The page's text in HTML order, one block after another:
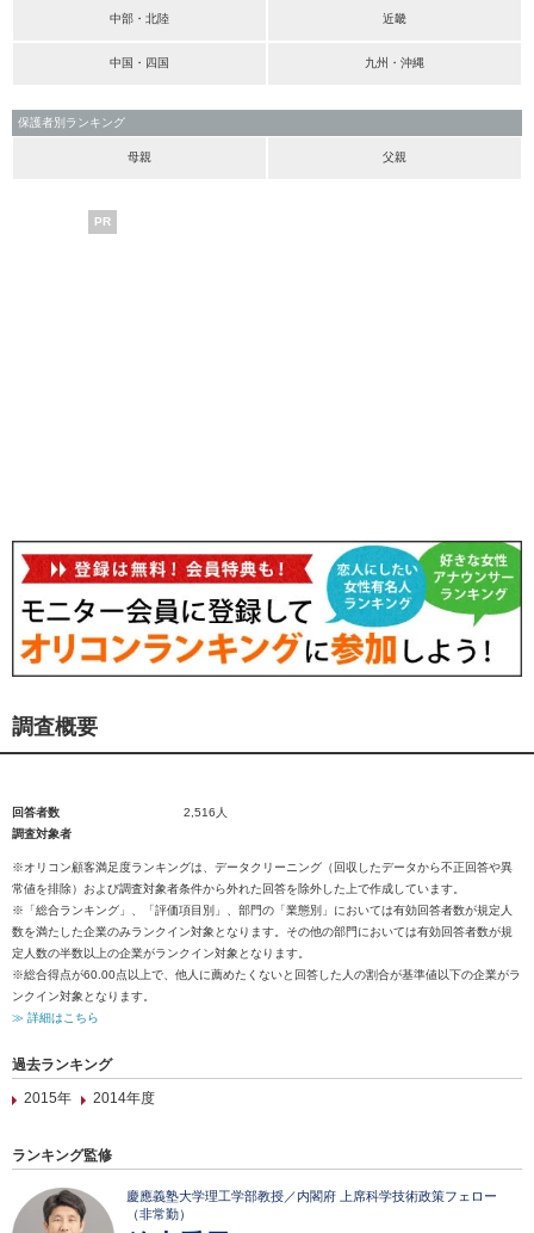
中部・北陸 近畿
中国・四国 九州・沖縄
保護者別ランキング
母親 父親
PR
調査概要
回答者数
2,516人
調査対象者
※オリコン顧客満足度ランキングは、データクリーニング（回収したデータから不正回答や異
常値を排除）および調査対象者条件から外れた回答を除外した上で作成しています。
※「総合ランキング」、「評価項目別」、部門の「業態別」においては有効回答者数が規定人
数を満たした企業のみランクイン対象となります。その他の部門においては有効回答者数が規
定人数の半数以上の企業がランクイン対象となります。
※総合得点が60.00点以上で、他人に薦めたくないと回答した人の割合が基準値以下の企業がラ
ンクイン対象となります。
≫ 詳細はこちら
過去ランキング
2015年
2014年度
ランキング監修
慶應義塾大学理工学部教授／内閣府 上席科学技術政策フェロー
（非常勤）